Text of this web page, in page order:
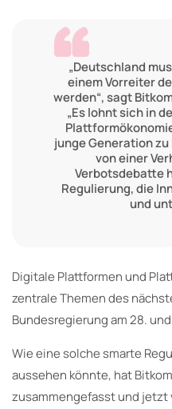
„Deutschland
einem Vorreiter
werden“, sagt
„Es lohnt sich in
junge Generation
von einer
Verbotsdebatte
Regulierung, die
und
Digitale Plattformen und
zentrale Themen des
Bundesregierung am 28.
Wie eine solche smarte
aussehen könnte, hat
zusammengefasst und